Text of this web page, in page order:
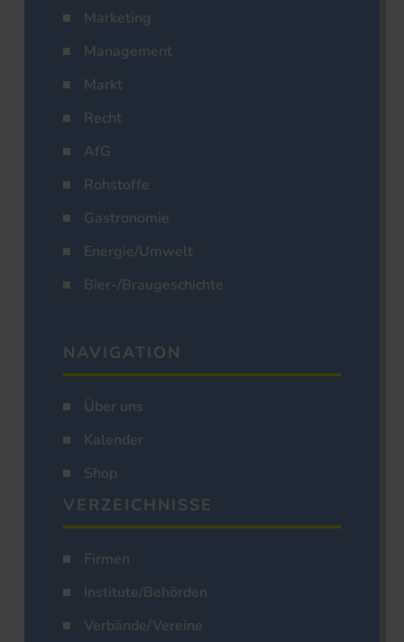
Marketing
Management
Markt
Recht
AfG
Rohstoffe
Gastronomie
Energie/Umwelt
Bier-/Braugeschichte
NAVIGATION
Über uns
Kalender
Shop
VERZEICHNISSE
Firmen
Institute/Behörden
Verbände/Vereine